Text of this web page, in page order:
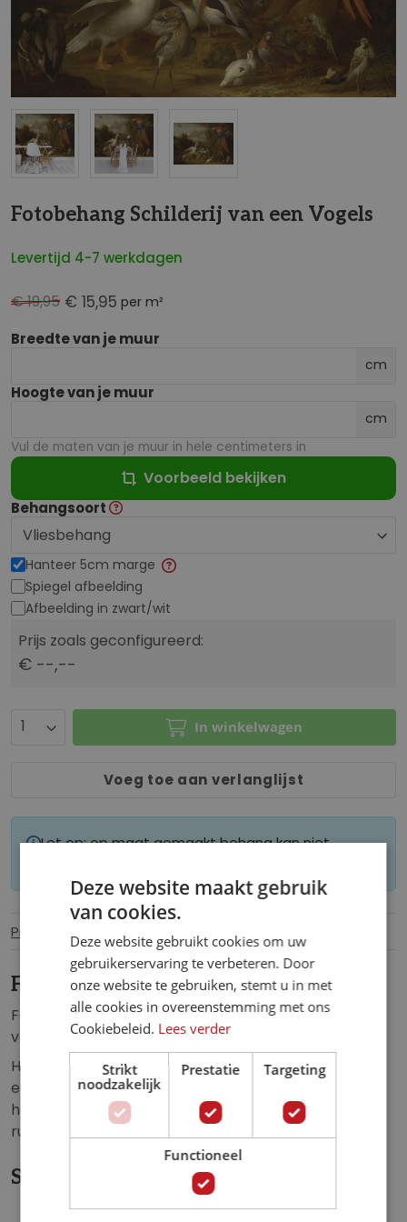
Fotobehang Schilderij van een Vogels
Levertijd 4-7 werkdagen
€ 15,95 per m²
€ 19,95
Breedte van je muur
cm
Hoogte van je muur
cm
Vul de maten van je muur in hele centimeters in
Voorbeeld bekijken
Behangsoort
Hanteer 5cm marge
Spiegel afbeelding
Afbeelding in zwart/wit
Prijs zoals geconfigureerd:
€ --,--
In winkelwagen
Voeg toe aan verlanglijst
Let op: op maat gemaakt behang kan niet
Productinformatie Specificaties
Fotobehang schilderij van vogels.
Fotobehang van een prachtig schilderij met daarop
verschillende soorten vogels.
Het fotobehang van dit schilderij is een echte
eyecatcher in de: woonkamer, slaapkamer,
hobbykamer, keuken, hal, kantoor of iedere andere
ruimte.
Specificaties
Deze website maakt gebruik
van cookies.
Deze website gebruikt cookies om uw
gebruikerservaring te verbeteren. Door
onze website te gebruiken, stemt u in met
alle cookies in overeenstemming met ons
Cookiebeleid. Lees verder
Strikt
noodzakelijk
Prestatie Targeting
Functioneel